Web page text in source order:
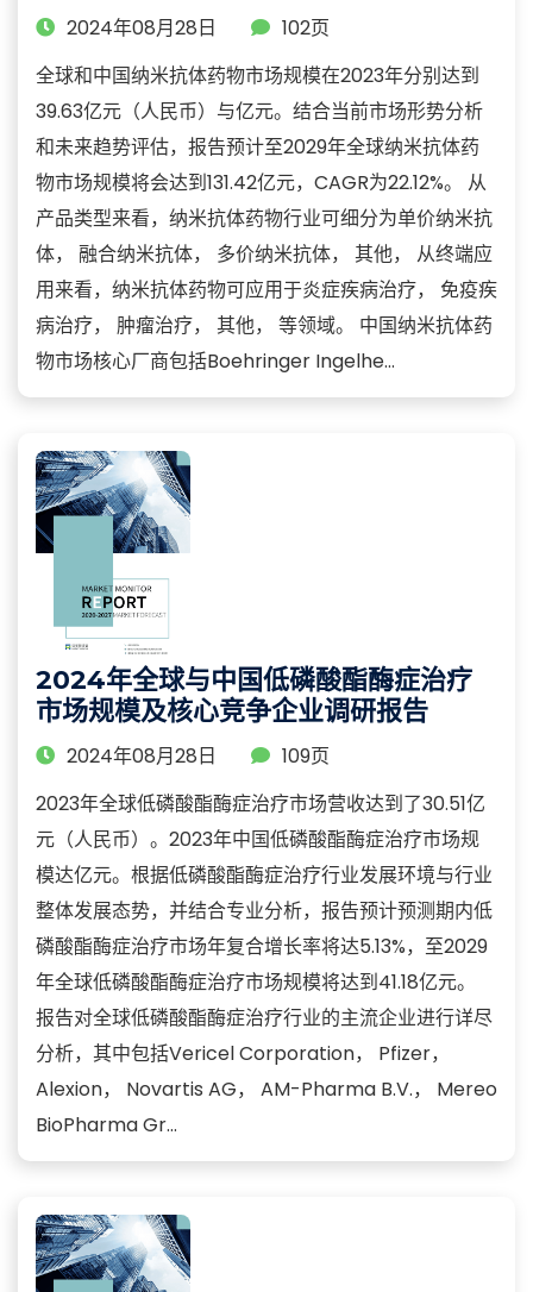
2024年08月28日
102页
全球和中国纳米抗体药物市场规模在2023年分别达到
39.63亿元（人民币）与亿元。结合当前市场形势分析
和未来趋势评估，报告预计至2029年全球纳米抗体药
物市场规模将会达到131.42亿元，CAGR为22.12%。 从
产品类型来看，纳米抗体药物行业可细分为单价纳米抗
体， 融合纳米抗体， 多价纳米抗体， 其他， 从终端应
用来看，纳米抗体药物可应用于炎症疾病治疗， 免疫疾
病治疗， 肿瘤治疗， 其他， 等领域。 中国纳米抗体药
物市场核心厂商包括Boehringer Ingelhe...
2024年全球与中国低磷酸酯酶症治疗
市场规模及核心竞争企业调研报告
2024年08月28日
109页
2023年全球低磷酸酯酶症治疗市场营收达到了30.51亿
元（人民币）。2023年中国低磷酸酯酶症治疗市场规
模达亿元。根据低磷酸酯酶症治疗行业发展环境与行业
整体发展态势，并结合专业分析，报告预计预测期内低
磷酸酯酶症治疗市场年复合增长率将达5.13%，至2029
年全球低磷酸酯酶症治疗市场规模将达到41.18亿元。
报告对全球低磷酸酯酶症治疗行业的主流企业进行详尽
分析，其中包括Vericel Corporation， Pfizer，
Alexion， Novartis AG， AM-Pharma B.V.， Mereo
BioPharma Gr...